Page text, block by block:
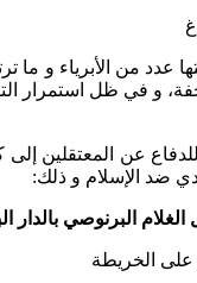
البيضاء المغربية التي
و في ظل
عن المعتقلين إلى
الخريطة